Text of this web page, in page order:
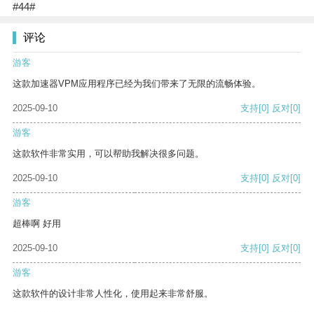
#44#
评论
游客
这款加速器VPM应用程序已经为我们带来了无限的流畅体验。
2025-09-10 支持[0] 反对[0]
游客
这款软件非常实用，可以帮助我解决很多问题。
2025-09-10 支持[0] 反对[0]
游客
超棒啊 好用
2025-09-10 支持[0] 反对[0]
游客
这款软件的设计非常人性化，使用起来非常舒服。